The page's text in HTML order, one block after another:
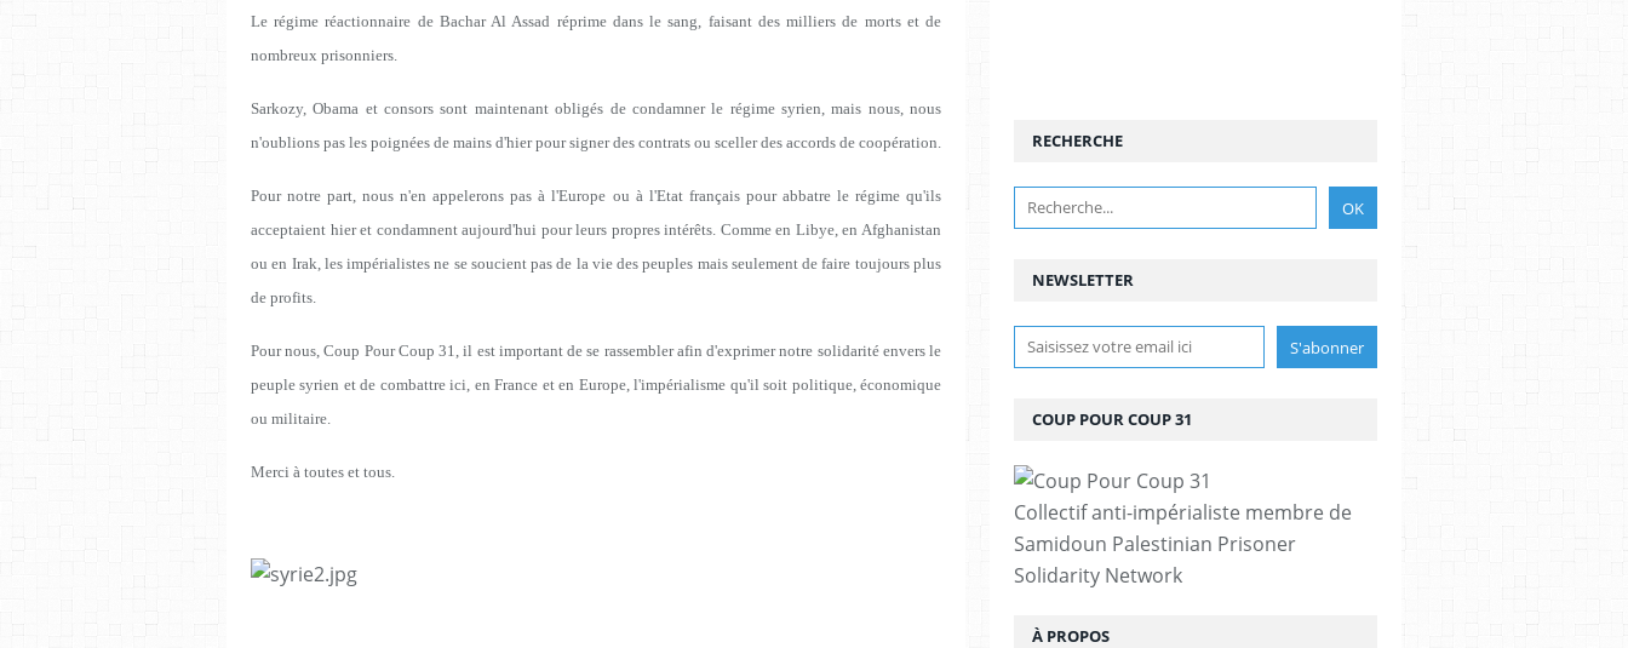
Le régime réactionnaire de Bachar Al Assad réprime dans le sang, faisant des milliers de morts et de
nombreux prisonniers.
Sarkozy, Obama et consors sont maintenant obligés de condamner le régime syrien, mais nous, nous
n'oublions pas les poignées de mains d'hier pour signer des contrats ou sceller des accords de coopération.
Pour notre part, nous n'en appelerons pas à l'Europe ou à l'Etat français pour abbatre le régime qu'ils
acceptaient hier et condamnent aujourd'hui pour leurs propres intérêts. Comme en Libye, en Afghanistan
ou en Irak, les impérialistes ne se soucient pas de la vie des peuples mais seulement de faire toujours plus
de profits.
Pour nous, Coup Pour Coup 31, il est important de se rassembler afin d'exprimer notre solidarité envers le
peuple syrien et de combattre ici, en France et en Europe, l'impérialisme qu'il soit politique, économique
ou militaire.
Merci à toutes et tous.
NEWSLETTER
RECHERCHE
COUP POUR COUP 31
Collectif anti-impérialiste membre de
Samidoun Palestinian Prisoner
Solidarity Network
À PROPOS